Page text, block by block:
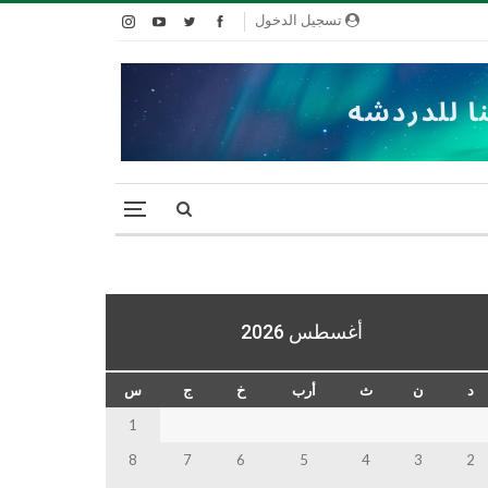
تسجيل الدخول
أغسطس 2026
د ن ث أرب خ ج
س
1
2
3
4
5
6
7
8